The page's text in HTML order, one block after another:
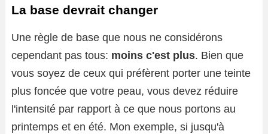
La base devrait changer
Une règle de base que nous ne considérons
cependant pas tous: moins c'est plus. Bien que
vous soyez de ceux qui préfèrent porter une teinte
plus foncée que votre peau, vous devez réduire
l'intensité par rapport à ce que nous portons au
printemps et en été. Mon exemple, si jusqu'à